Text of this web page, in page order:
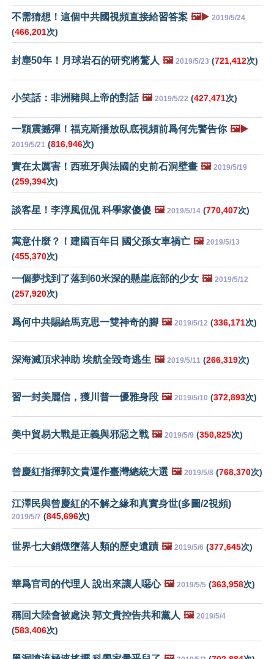
不需猜想！這個中共國視頻直接給習答案 🖼️▶️ 2019/5/24
(466,201次)
封塵50年！月球岩石的研究將驚人 🖼️ 2019/5/23 (721,412次)
小笑話：非洲豬與上帝的對話 🖼️ 2019/5/22 (427,471次)
一顆震撼彈！福克斯播放臥底視頻前爲何先警告你 🖼️▶️
2019/5/21 (816,946次)
實在太厲害！西班牙與法國的史前石洞壁畫 🖼️ 2019/5/19
(259,394次)
談客星！李淳風侃侃 科學家傻傻 🖼️ 2019/5/14 (770,407次)
寓意什麼？！建國百年日 國父孫女車禍亡 🖼️ 2019/5/13
(455,370次)
一個夢找到了落到60米深的懸崖底部的少女 🖼️ 2019/5/12
(257,920次)
爲何中共賜給馬克思一雙神奇的腳 🖼️ 2019/5/12 (336,171次)
深海滅頂求神助 埃航全毀奇逃生 🖼️ 2019/5/11 (266,319次)
習一封美麗信，獲川普一優雅身段 🖼️ 2019/5/10 (372,893次)
美中貿易大戰是正義與邪惡之戰 🖼️ 2019/5/9 (350,825次)
曾慶紅指揮郭文貴運作臺灣總統大選 🖼️ 2019/5/8 (768,370次)
江澤民與曾慶紅的不解之緣和真實身世(多圖/2視頻)
2019/5/7 (845,696次)
世界七大銷燬墮落人類的歷史遺蹟 🖼️ 2019/5/6 (377,645次)
華爲官司的代理人 說出來讓人噁心 🖼️ 2019/5/5 (363,958次)
稱回大陸會被處決 郭文貴控告共和黨人 🖼️ 2019/5/4
(583,406次)